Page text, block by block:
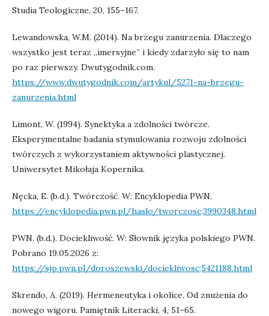
Studia Teologiczne, 20, 155–167.
Lewandowska, W.M. (2014). Na brzegu zanurzenia. Dlaczego
wszystko jest teraz „imersyjne” i kiedy zdarzyło się to nam
po raz pierwszy. Dwutygodnik.com.
https://www.dwutygodnik.com/artykul/5271-na-brzegu-
zanurzenia.html
Limont, W. (1994). Synektyka a zdolności twórcze.
Eksperymentalne badania stymulowania rozwoju zdolności
twórczych z wykorzystaniem aktywności plastycznej.
Uniwersytet Mikołaja Kopernika.
Nęcka, E. (b.d.). Twórczość. W: Encyklopedia PWN.
https://encyklopedia.pwn.pl/haslo/tworczosc;3990348.html
PWN. (b.d.). Dociekliwość. W: Słownik języka polskiego PWN.
Pobrano 19.05.2026 z:
https://sjp.pwn.pl/doroszewski/dociekliwosc;5421188.html
Skrendo, A. (2019). Hermeneutyka i okolice. Od znużenia do
nowego wigoru. Pamiętnik Literacki, 4, 51–65.